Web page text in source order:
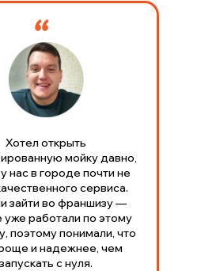
Хотел открыть
мойку давно,
у нас в городе почти не
сервиса.
зайти во франшизу —
уже работали по этому
поэтому понимали, что
и надежнее, чем
запускать с нуля.